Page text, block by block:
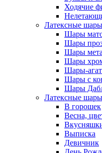
Ходячие
Латексные шары
Шары
Шары
Шары
Шары
Шары-
Шары с
Шары
Латексные
В горошек
Весна,
Выписка
Девичник